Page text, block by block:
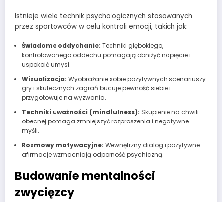
Istnieje wiele technik psychologicznych stosowanych
przez sportowców w celu kontroli emocji, takich jak:
Świadome oddychanie: Techniki głębokiego,
kontrolowanego oddechu pomagają obniżyć napięcie i
uspokoić umysł.
Wizualizacja: Wyobrażanie sobie pozytywnych scenariuszy
gry i skutecznych zagrań buduje pewność siebie i
przygotowuje na wyzwania.
Techniki uważności (mindfulness): Skupienie na chwili
obecnej pomaga zmniejszyć rozproszenia i negatywne
myśli.
Rozmowy motywacyjne: Wewnętrzny dialog i pozytywne
afirmacje wzmacniają odporność psychiczną.
Budowanie mentalności
zwycięzcy